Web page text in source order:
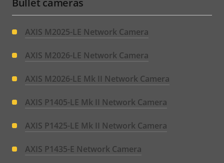
Bullet cameras
AXIS M2025-LE Network Camera
AXIS M2026-LE Network Camera
AXIS M2026-LE Mk II Network Camera
AXIS P1405-LE Mk II Network Camera
AXIS P1425-LE Mk II Network Camera
AXIS P1435-E Network Camera